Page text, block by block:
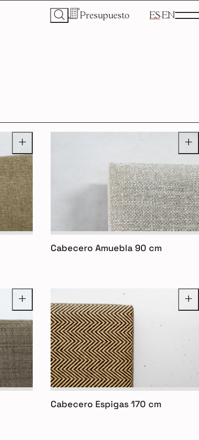
Presupuesto ES EN
Cabecero Amuebla 90 cm
Cabecero Espigas 170 cm